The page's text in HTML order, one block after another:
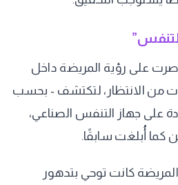
على رؤية المريضة داخل
من الانتظار، لتكتشف - بحسب
على جهاز التنفس الصناعي،
كما أُبلغت سابقًا.
كانت توحي بتدهور